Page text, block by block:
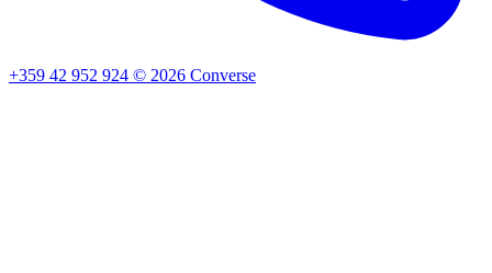
+359 42 952 924 © 2026 Converse